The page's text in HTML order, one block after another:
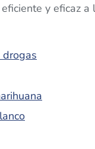
y eficaz
drogas